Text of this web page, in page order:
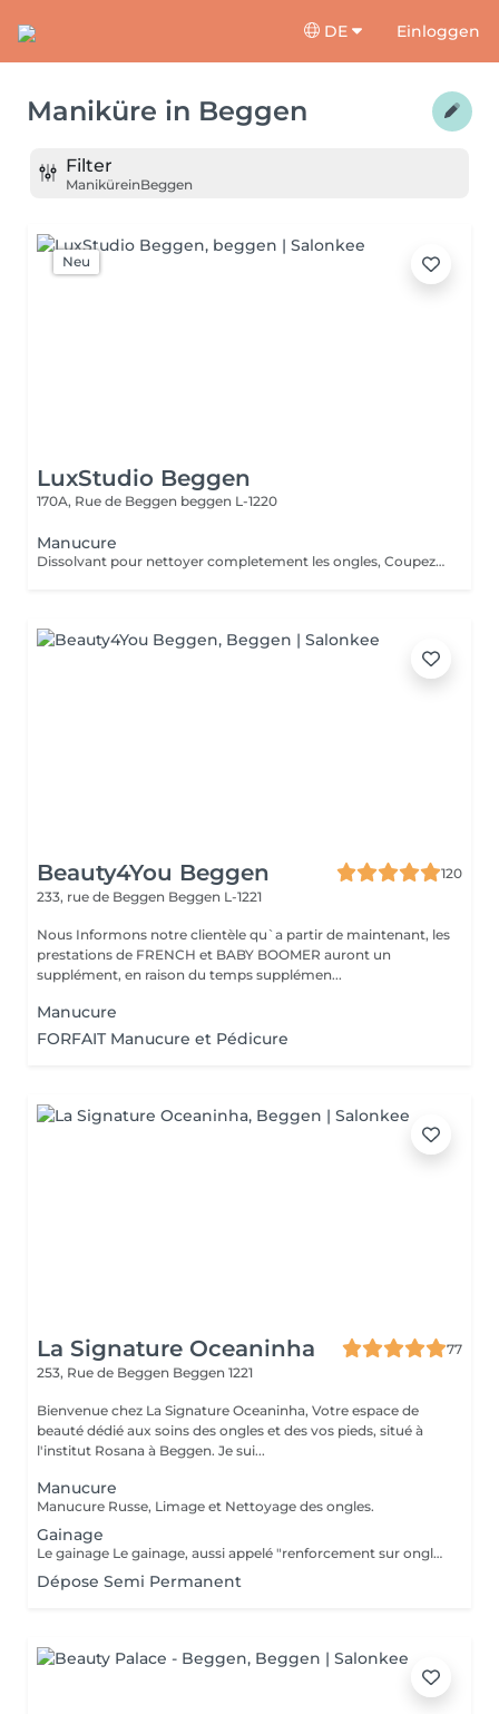
DE Einloggen
Maniküre in Beggen
Filter
ManiküreinBeggen
Neu
LuxStudio Beggen
170A, Rue de Beggen beggen L-1220
Manucure
Dissolvant pour nettoyer completement les ongles, Coupez et Modelez les ongles avec une lime, Mouillez les mains quelques minutes pour ramollir les cuticules, Pousses les Cuticules avec batone pour repousser doucement vers l'arrière et coupez les excès, Hydratez les Mains avec crème et les cuticules pour maintenir la peau douce, Appliquez une base transparent pour protéger les ongles. Attendez suffisamment de tempos pour sèche.
Beauty4You Beggen
120
233, rue de Beggen Beggen L-1221
Nous Informons notre clientèle qu`a partir de maintenant, les
prestations de FRENCH et BABY BOOMER auront un
supplément, en raison du temps supplémen...
Manucure
FORFAIT Manucure et Pédicure
La Signature Oceaninha
77
253, Rue de Beggen Beggen 1221
Bienvenue chez La Signature Oceaninha, Votre espace de
beauté dédié aux soins des ongles et des vos pieds, situé à
l'institut Rosana à Beggen. Je sui...
Manucure
Manucure Russe, Limage et Nettoyage des ongles.
Gainage
Le gainage Le gainage, aussi appelé "renforcement sur ongles naturels", est une méthode où l'ongle naturel va être renforcé à l'aide d'une rubber base ou d'un gel. Cette pose est faites pour vous si vous avez une belle longueur et que vous ne voulez pas l'abîmer mais également pour faire pousser vos ongles en les protégeant. La Manucure Russe est comprise dans le prix. Le remplissage est à faire toutes les 3 à 4 semaines selon vos ongles. Attention à sélectionner la bonne taille si vos ongles sont court et ne dépasse pas du doigt, il faut sélectionner court. Cependant si l'ongle dépasse du doigt, il faudra choisir long.
Dépose Semi Permanent